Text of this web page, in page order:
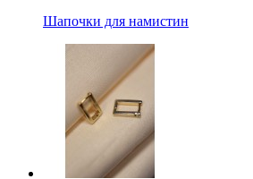
Шапочки для намистин